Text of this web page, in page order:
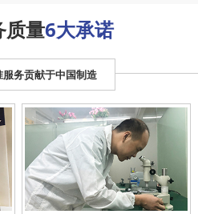
质量6大承诺
务贡献于中国制造